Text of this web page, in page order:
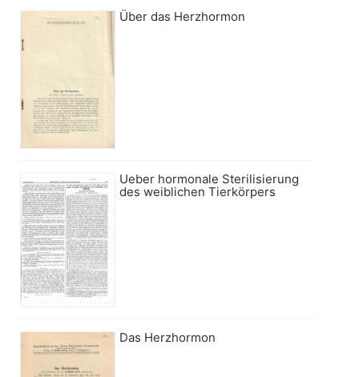
Über das Herzhormon
Ueber hormonale Sterilisierung
des weiblichen Tierkörpers
Das Herzhormon